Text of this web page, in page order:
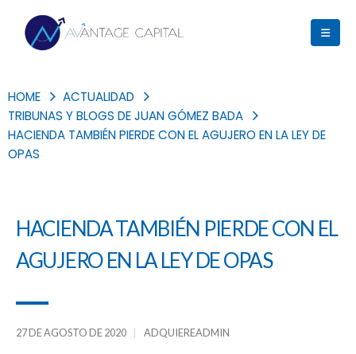
HOME
ACTUALIDAD
TRIBUNAS Y BLOGS DE JUAN GÓMEZ BADA
HACIENDA TAMBIÉN PIERDE CON EL AGUJERO EN LA LEY DE
OPAS
HACIENDA TAMBIÉN PIERDE CON EL
AGUJERO EN LA LEY DE OPAS
27 DE AGOSTO DE 2020 ADQUIEREADMIN